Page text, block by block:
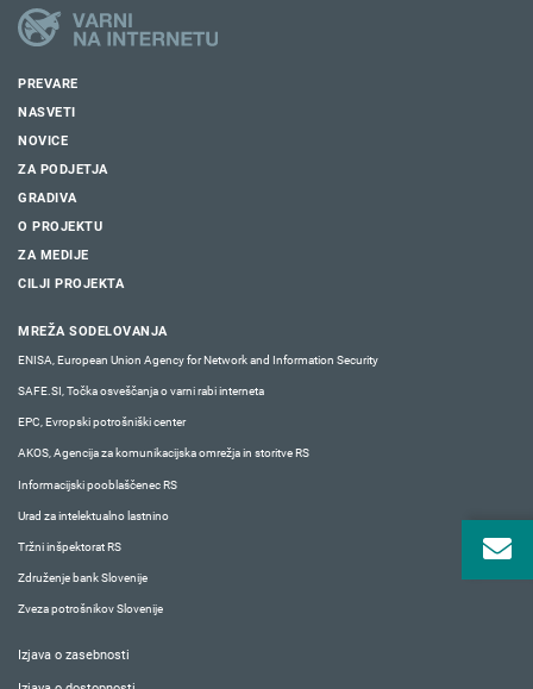
PREVARE
NASVETI
NOVICE
ZA PODJETJA
GRADIVA
O PROJEKTU
ZA MEDIJE
CILJI PROJEKTA
MREŽA SODELOVANJA
ENISA, European Union Agency for Network and Information Security
SAFE.SI, Točka osveščanja o varni rabi interneta
EPC, Evropski potrošniški center
AKOS, Agencija za komunikacijska omrežja in storitve RS
Informacijski pooblaščenec RS
Urad za intelektualno lastnino
Tržni inšpektorat RS
Združenje bank Slovenije
Zveza potrošnikov Slovenije
Izjava o zasebnosti